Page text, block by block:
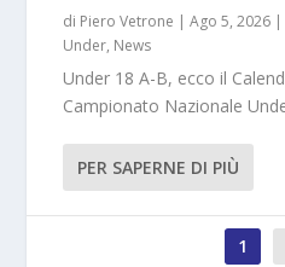
di Piero Vetrone |Ago 5, 2026 |
Under, News
Under 18 A-B, ecco il
Campionato Nazionale
PER SAPERNE DI PIÙ
1